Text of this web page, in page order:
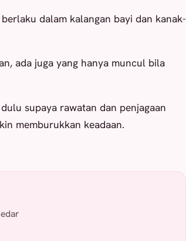
dalam kalangan bayi dan kanak-
ada juga yang hanya muncul bila
supaya rawatan dan penjagaan
memburukkan keadaan.